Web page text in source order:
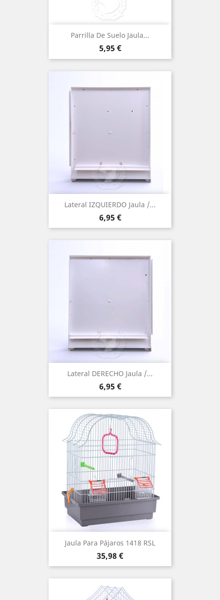
Parrilla De Suelo Jaula...
Precio
5,95 €
Lateral IZQUIERDO Jaula /...
Precio
6,95 €
Lateral DERECHO Jaula /...
Precio
6,95 €
Jaula Para Pájaros 1418 RSL
Precio
35,98 €